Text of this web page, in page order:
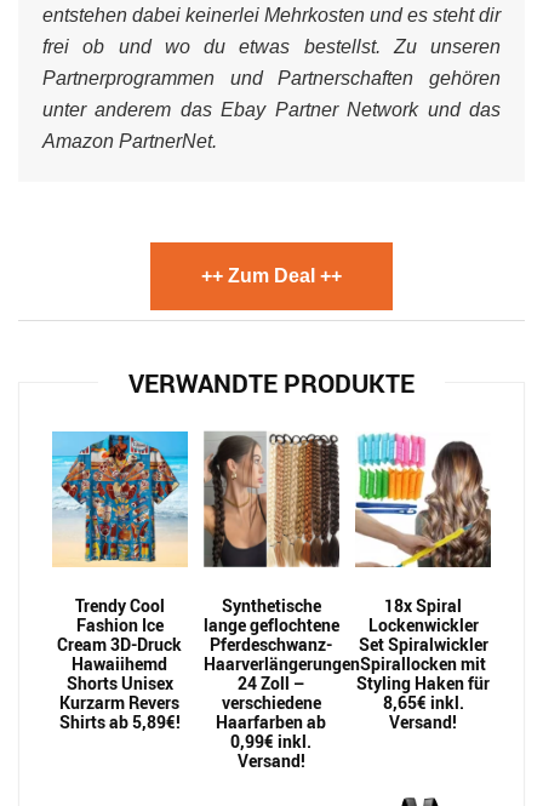
entstehen dabei keinerlei Mehrkosten und es steht dir
frei ob und wo du etwas bestellst. Zu unseren
Partnerprogrammen und Partnerschaften gehören
unter anderem das Ebay Partner Network und das
Amazon PartnerNet.
++ Zum Deal ++
VERWANDTE PRODUKTE
Trendy Cool
Fashion Ice
Cream 3D-Druck
Hawaiihemd
Shorts Unisex
Kurzarm Revers
Shirts ab 5,89€!
Synthetische
lange geflochtene
Pferdeschwanz-
Haarverlängerungen
24 Zoll –
verschiedene
Haarfarben ab
0,99€ inkl.
Versand!
18x Spiral
Lockenwickler
Set Spiralwickler
Spirallocken mit
Styling Haken für
8,65€ inkl.
Versand!